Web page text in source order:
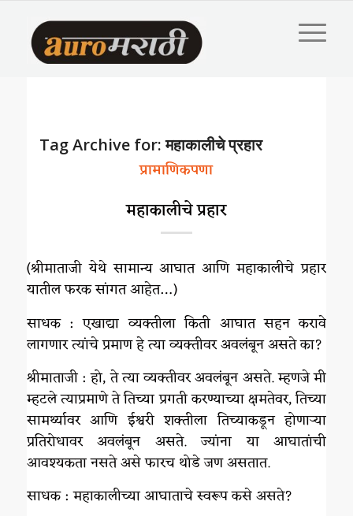
Tag Archive for:महाकालीचे प्रहार
प्रामाणिकपणा
महाकालीचे प्रहार
(श्रीमाताजी येथे सामान्य आघात आणि महाकालीचे प्रहार
यातील फरक सांगत आहेत…)
साधक : एखाद्या व्यक्तीला किती आघात सहन करावे
लागणार त्यांचे प्रमाण हे त्या व्यक्तीवर अवलंबून असते का?
श्रीमाताजी : हो, ते त्या व्यक्तीवर अवलंबून असते. म्हणजे मी
म्हटले त्याप्रमाणे ते तिच्या प्रगती करण्याच्या क्षमतेवर, तिच्या
सामर्थ्यावर आणि ईश्वरी शक्तीला तिच्याकडून होणाऱ्या
प्रतिरोधावर अवलंबून असते. ज्यांना या आघातांची
आवश्यकता नसते असे फारच थोडे जण असतात.
साधक : महाकालीच्या आघाताचे स्वरूप कसे असते?